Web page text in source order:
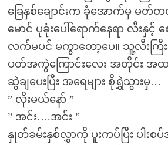
ခြေနှစ်ချောင်းက ခုံအောက်မှ မတ်
မောင် ပုခုံးပေါ်ရောက်နေရာ လီးနှ
လက်မပင် မကွာတော့ပေ။ သူ့လီးကြီ
ပတ်အကွဲကြောင်းလေး အတိုင်း
ဆွဲချပေးပြီး အရေများ စိုရွှဲသွားမှ…
” လိုးမယ်နော် ”
” အင်း….အင်း ”
နှုတ်ခမ်းနှစ်လွှာကို ပူးကပ်ပြီး ပါး